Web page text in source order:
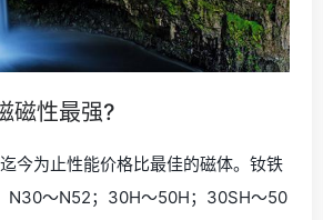
磁性最强?
今为止性能价格比最佳的磁体。钕铁
N30～N52；30H～50H；30SH～50